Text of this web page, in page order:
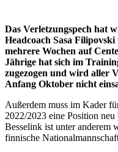
Das Verletzungspech hat
Headcoach Sasa
mehrere Wochen auf
Jährige hat sich im
zugezogen und wird aller
Anfang Oktober nicht
Außerdem muss im Kader
2022/2023 eine Position
Besselink ist unter anderem
finnische